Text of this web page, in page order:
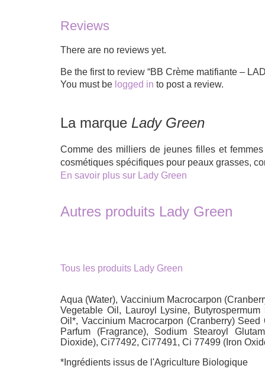
Reviews
There are no reviews yet.
Be the first to review “BB Crème matifiante –
You must be logged in to post a review.
La marque Lady Green
Comme des milliers de jeunes filles et
cosmétiques spécifiques pour peaux grasses,
En savoir plus sur Lady Green
Autres produits Lady Green
Tous les produits Lady Green
Aqua (Water), Vaccinium Macrocarpon
Vegetable Oil, Lauroyl Lysine,
Oil*, Vaccinium Macrocarpon (Cranberry)
Parfum (Fragrance), Sodium Stearoyl
Dioxide), Ci77492, Ci77491, Ci 77499 (Iron
*Ingrédients issus de l'Agriculture Biologique